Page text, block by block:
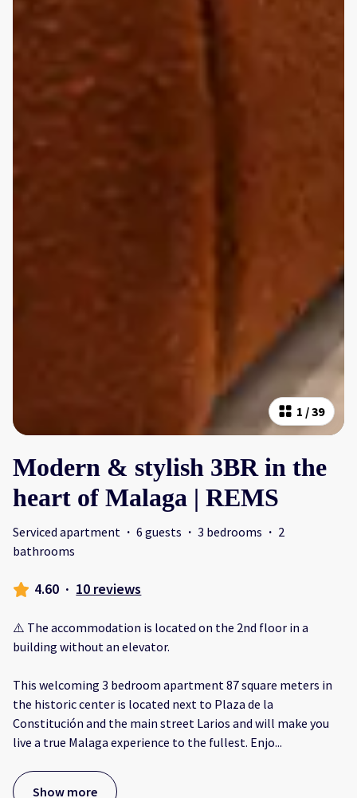
1 /39
Modern & stylish 3BR in the
heart of Malaga | REMS
Serviced apartment · 6 guests · 3 bedrooms · 2
bathrooms
4.60 · 10 reviews
⚠️ The accommodation is located on the 2nd floor in a
building without an elevator.
This welcoming 3 bedroom apartment 87 square meters in
the historic center is located next to Plaza de la
Constitución and the main street Larios and will make you
live a true Malaga experience to the fullest. Enjo...
Show more